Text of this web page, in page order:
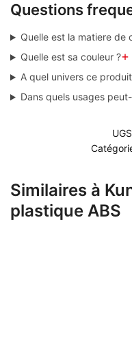
Questions
Quelle est la matiere de
Quelle est sa couleur ?+
A quel univers ce
Dans quels usages
Similaires à
plastique ABS